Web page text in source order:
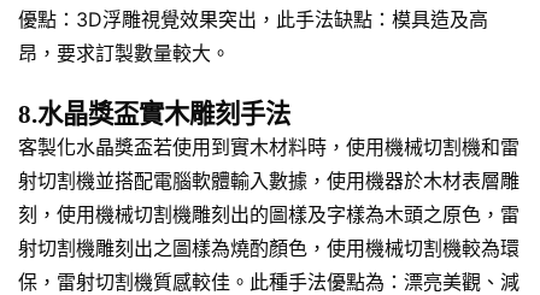
優點：3D浮雕視覺效果突出，此手法缺點：模具造及高
昂，要求訂製數量較大。
8.水晶獎盃實木雕刻手法
客製化水晶獎盃若使用到實木材料時，使用機械切割機和雷
射切割機並搭配電腦軟體輸入數據，使用機器於木材表層雕
刻，使用機械切割機雕刻出的圖樣及字樣為木頭之原色，雷
射切割機雕刻出之圖樣為燒酌顏色，使用機械切割機較為環
保，雷射切割機質感較佳。此種手法優點為：漂亮美觀、減